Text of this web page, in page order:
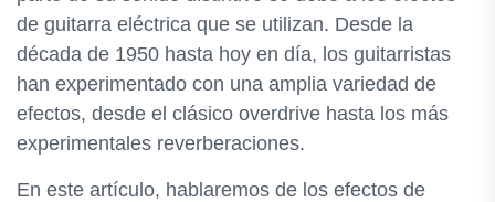
de guitarra eléctrica que se utilizan. Desde la
década de 1950 hasta hoy en día, los guitarristas
han experimentado con una amplia variedad de
efectos, desde el clásico overdrive hasta los más
experimentales reverberaciones.
En este artículo, hablaremos de los efectos de